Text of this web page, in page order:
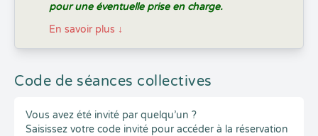
pour une éventuelle prise en charge.
En savoir plus ↓
Code de séances collectives
Vous avez été invité par quelqu’un ?
Saisissez votre code invité pour accéder à la réservation